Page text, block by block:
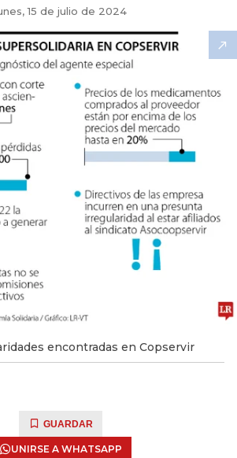
15 de julio de 2024
encontradas en Copservir
GUARDAR
UNIRSE A WHATSAPP